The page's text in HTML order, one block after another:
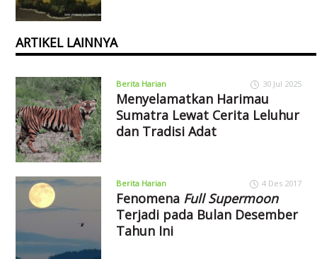
ARTIKEL LAINNYA
Berita Harian 30 Jul 2025
Menyelamatkan Harimau
Sumatra Lewat Cerita Leluhur
dan Tradisi Adat
Berita Harian 4 Des 2017
Fenomena Full Supermoon
Terjadi pada Bulan Desember
Tahun Ini